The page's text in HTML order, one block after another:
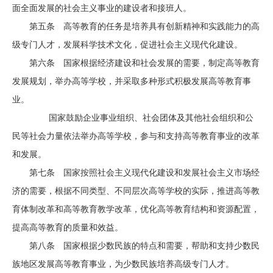
面全面发展的社会主义事业的建设者和接班人。
第五条 高等教育的任务是培养具有创新精神和实践能力的高
级专门人才，发展科学技术文化，促进社会主义现代化建设。
第六条 国家根据经济建设和社会发展的需要，制定高等教育
发展规划，举办高等学校，并采取多种形式积极发展高等教育事
业。
国家鼓励企业事业组织、社会团体及其他社会组织和公
民等社会力量依法举办高等学校，参与和支持高等教育事业的改革
和发展。
第七条 国家按照社会主义现代化建设和发展社会主义市场经
济的需要，根据不同类型、不同层次高等学校的实际，推进高等教
育体制改革和高等教育教学改革，优化高等教育结构和资源配置，
提高高等教育的质量和效益。
第八条 国家根据少数民族的特点和需要，帮助和支持少数民
族地区发展高等教育事业，为少数民族培养高级专门人才。